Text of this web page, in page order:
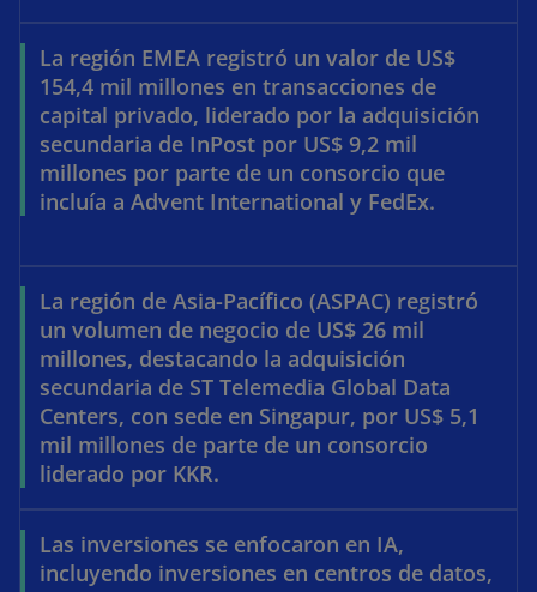
La región EMEA registró un valor de US$
154,4 mil millones en transacciones de
capital privado, liderado por la adquisición
secundaria de InPost por US$ 9,2 mil
millones por parte de un consorcio que
incluía a Advent International y FedEx.
La región de Asia-Pacífico (ASPAC) registró
un volumen de negocio de US$ 26 mil
millones, destacando la adquisición
secundaria de ST Telemedia Global Data
Centers, con sede en Singapur, por US$ 5,1
mil millones de parte de un consorcio
liderado por KKR.
Las inversiones se enfocaron en IA,
incluyendo inversiones en centros de datos,